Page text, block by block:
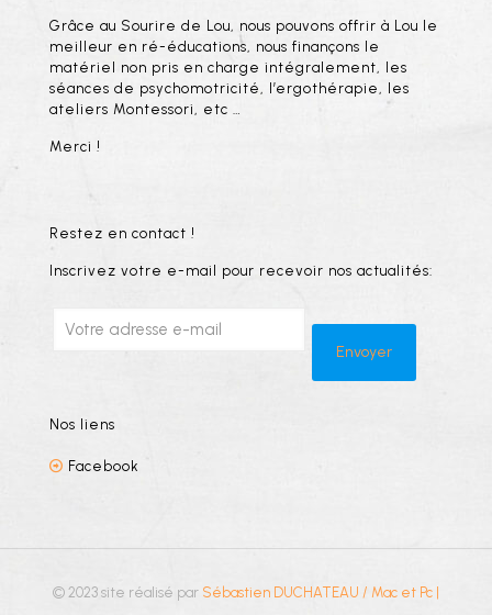
Grâce au Sourire de Lou, nous pouvons offrir à Lou le
meilleur en ré-éducations, nous finançons le
matériel non pris en charge intégralement, les
séances de psychomotricité, l’ergothérapie, les
ateliers Montessori, etc …
Merci !
Restez en contact !
Inscrivez votre e-mail pour recevoir nos actualités:
Nos liens
Facebook
© 2023 site réalisé par Sébastien DUCHATEAU / Mac et Pc